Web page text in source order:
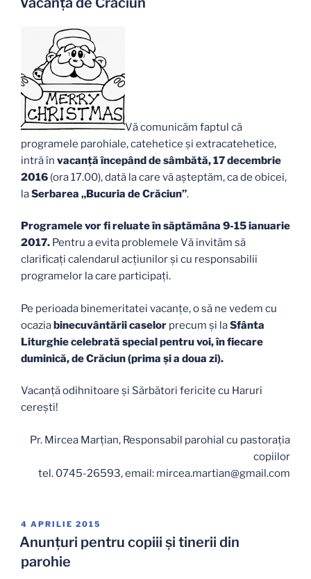
Vă comunicăm faptul că
programele parohiale, catehetice şi extracatehetice,
intră în vacanţă începând de sâmbătă, 17 decembrie
2016 (ora 17.00), dată la care vă așteptăm, ca de obicei,
laSerbarea „Bucuria de Crăciun”.
Programele vor fi reluate în săptămâna 9-15 ianuarie
2017. Pentru a evita problemele Vă invităm să
clarificați calendarul acțiunilor și cu responsabilii
programelor la care participați.
Pe perioada binemeritatei vacanțe, o să ne vedem cu
ocaziabinecuvântării caselor precum și laSfânta
Liturghie celebrată special pentru voi, în fiecare
duminică, de Crăciun (prima și a doua zi).
Vacanță odihnitoare și Sărbători fericite cu Haruri
cerești!
Pr. Mircea Marțian, Responsabil parohial cu pastoraţia
copiilor
tel. 0745-26593, email: mircea.martian@gmail.com
PUBLICAT
PE
4 APRILIE 2015
Anunţuri pentru copiii şi tinerii din
parohie